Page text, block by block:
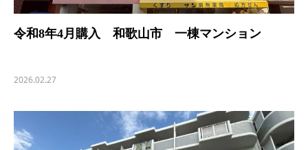
令和8年4月購入 和歌山市 一棟マンション
2026.02.27